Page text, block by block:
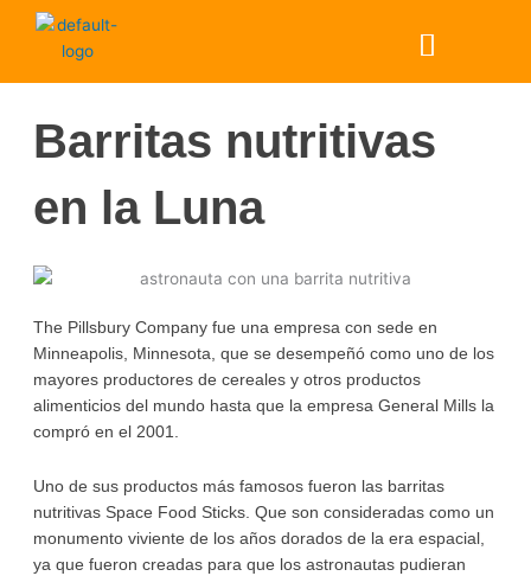
Menú
Barritas nutritivas
en la Luna
The Pillsbury Company fue una empresa con sede en
Minneapolis, Minnesota, que se desempeñó como uno de los
mayores productores de cereales y otros productos
alimenticios del mundo hasta que la empresa General Mills la
compró en el 2001.
Uno de sus productos más famosos fueron las barritas
nutritivas Space Food Sticks. Que son consideradas como un
monumento viviente de los años dorados de la era espacial,
ya que fueron creadas para que los astronautas pudieran